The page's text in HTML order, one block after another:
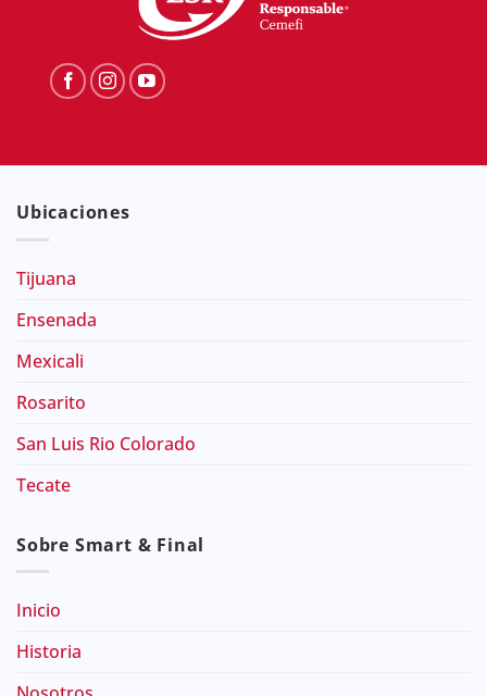
Ubicaciones
Tijuana
Ensenada
Mexicali
Rosarito
San Luis Rio Colorado
Tecate
Sobre Smart & Final
Inicio
Historia